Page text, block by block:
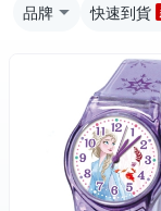
品牌 快速到貨